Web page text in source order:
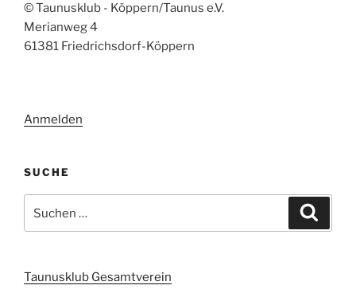
© Taunusklub - Köppern/Taunus e.V.
Merianweg 4
61381 Friedrichsdorf-Köppern
Anmelden
SUCHE
nach:
Taunusklub Gesamtverein